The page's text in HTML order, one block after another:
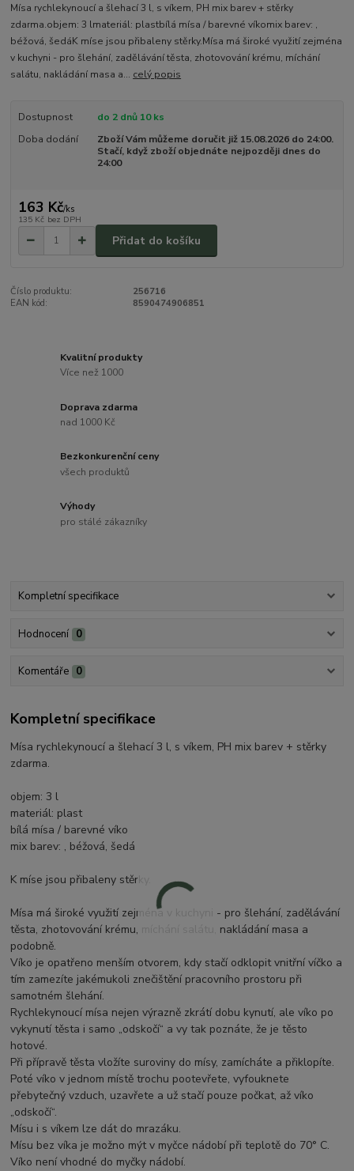
Mísa rychlekynoucí a šlehací 3 l, s víkem, PH mix barev + stěrky
zdarma.objem: 3 lmateriál: plastbílá mísa / barevné víkomix barev: ,
béžová, šedáK míse jsou přibaleny stěrky.Mísa má široké využití zejména
v kuchyni - pro šlehání, zadělávání těsta, zhotovování krému, míchání
salátu, nakládání masa a... celý popis
Dostupnost
do 2 dnů 10 ks
Doba dodání
Zboží Vám můžeme doručit již 15.08.2026 do 24:00.
Stačí, když zboží objednáte nejpozději dnes do
24:00
163 Kč/ks
135 Kč bez DPH
Přidat do košíku
Číslo produktu:
256716
EAN kód:
8590474906851
Kvalitní produkty
Více než 1000
Doprava zdarma
nad 1000 Kč
Bezkonkurenční ceny
všech produktů
Výhody
pro stálé zákazníky
Kompletní specifikace
Hodnocení 0
Komentáře 0
Kompletní specifikace
Mísa rychlekynoucí a šlehací 3 l, s víkem, PH mix barev + stěrky
zdarma.
objem: 3 l
materiál: plast
bílá mísa / barevné víko
mix barev: , béžová, šedá
K míse jsou přibaleny stěrky.
Mísa má široké využití zejména v kuchyni - pro šlehání, zadělávání
těsta, zhotovování krému, míchání salátu, nakládání masa a
podobně.
Víko je opatřeno menším otvorem, kdy stačí odklopit vnitřní víčko a
tím zamezíte jakémukoli znečištění pracovního prostoru při
samotném šlehání.
Rychlekynoucí mísa nejen výrazně zkrátí dobu kynutí, ale víko po
vykynutí těsta i samo „odskočí“ a vy tak poznáte, že je těsto
hotové.
Při přípravě těsta vložíte suroviny do mísy, zamícháte a přiklopíte.
Poté víko v jednom místě trochu pootevřete, vyfouknete
přebytečný vzduch, uzavřete a už stačí pouze počkat, až víko
„odskočí“.
Mísu i s víkem lze dát do mrazáku.
Mísu bez víka je možno mýt v myčce nádobí při teplotě do 70° C.
Víko není vhodné do myčky nádobí.